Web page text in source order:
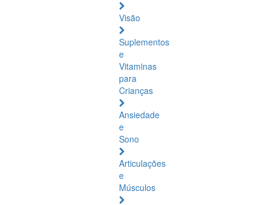
Visão
Suplementos
e
Vitaminas
para
Crianças
Ansiedade
e
Sono
Articulações
e
Músculos